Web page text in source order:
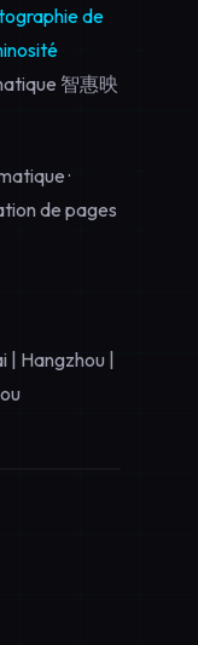
de
智惠映
·
de pages
Hangzhou |